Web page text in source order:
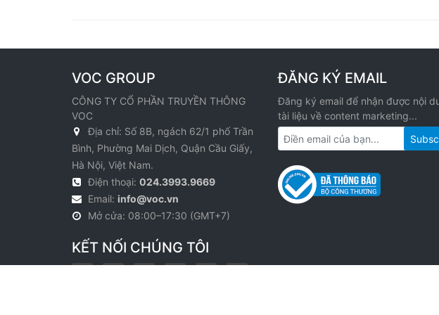
VOC GROUP
CÔNG TY CỔ PHẦN TRUYỀN THÔNG
VOC
Địa chỉ: Số 8B, ngách 62/1 phố Trần
Bình, Phường Mai Dịch, Quận Cầu Giấy,
Hà Nội, Việt Nam.
Điện thoại: 024.3993.9669
Email: info@voc.vn
Mở cửa: 08:00–17:30 (GMT+7)
KẾT NỐI CHÚNG TÔI
ĐĂNG KÝ EMAIL
Đăng ký email để nhận được nội
tài liệu về content marketing...